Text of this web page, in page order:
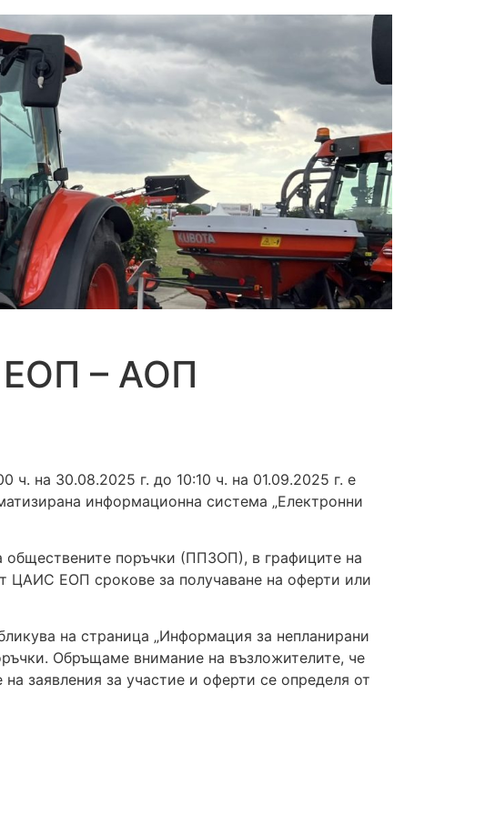
ЕОП – АОП
на 30.08.2025 г. до 10:10 ч. на 01.09.2025 г. е
информационна система „Електронни
обществените поръчки (ППЗОП), в графиците на
ЦАИС ЕОП срокове за получаване на оферти или
на страница „Информация за непланирани
Обръщаме внимание на възложителите, че
заявления за участие и оферти се определя от